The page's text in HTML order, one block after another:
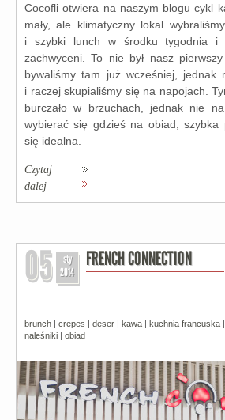
Cocofli otwie­ra na naszym blo­gu cykl
mały, ale kli­ma­tycz­ny lokal
i szyb­ki lunch w środ­ku tygo­dnia i
zachwy­ce­ni. To nie był nasz
bywa­li­śmy tam już wcze­śniej, jed­nak
i raczej sku­pia­li­śmy się na napo­jach.
bur­cza­ło w brzu­chach, jed­nak nie
wybie­rać się gdzieś na obiad, szyb­ka
się ide­al­na.
Czytaj
dalej
05
sty
2014
FRENCH CONNECTION
brunch | crepes | deser | kawa | kuchnia francuska |
naleśniki | obiad